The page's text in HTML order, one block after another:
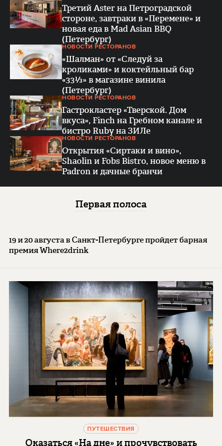
Третий Aster на Петроградской
стороне, завтраки в «Перемене» и
новая еда в Mad Asian BBQ
(Петербург)
НОВОСТИ РЕСТОРАНОВ
«Шалман» от «Следуй за
кроликами» и коктейльный бар
«33⅓» в магазине винила
(Петербург)
НОВОСТИ РЕСТОРАНОВ
Гастрокластер «Тверской. Дом
вкуса», Finch на Гребном канале и
бистро Ruby на ЗИЛе
НОВОСТИ РЕСТОРАНОВ
Открытия «Сиртаки и вино»,
Shaolin и Fobs Bistro, новое меню в
Padron и дачные бранчи
Первая полоса
19 и 20 августа в Санкт-Петербурге пройдет барная
премия Where2drink
ПУТЕШЕСТВИЯ
Оказаться «На дне» и прочувствовать